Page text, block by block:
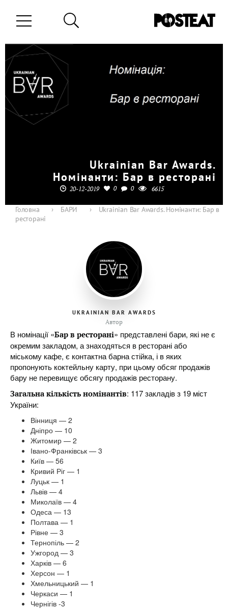
Ukrainian Bar Awards.
Номінанти: Бар в ресторані
20-12-2019 0 0 6615
Головна › БАРИ ›
Ukrainian Bar Awards. Номінанти: Бар в
ресторані
UKRAINIAN BAR AWARDS
Автор
В номінації «Бар в ресторані» представлені бари, які не є
окремим закладом, а знаходяться в ресторані або
міському кафе, є контактна барна стійка, і в яких
пропонують коктейльну карту, при цьому обсяг продажів
бару не перевищує обсягу продажів ресторану.
Загальна кількість номінантів: 117 закладів з 19 міст
України:
Вінниця — 2
Дніпро — 10
Житомир — 2
Івано-Франківськ — 3
Київ — 56
Кривий Ріг — 1
Луцьк — 1
Львів — 4
Миколаїв — 4
Одеса — 13
Полтава — 1
Рівне — 3
Тернопіль — 2
Ужгород — 3
Харків — 6
Херсон — 1
Хмельницький — 1
Черкаси — 1
Чернігів -3